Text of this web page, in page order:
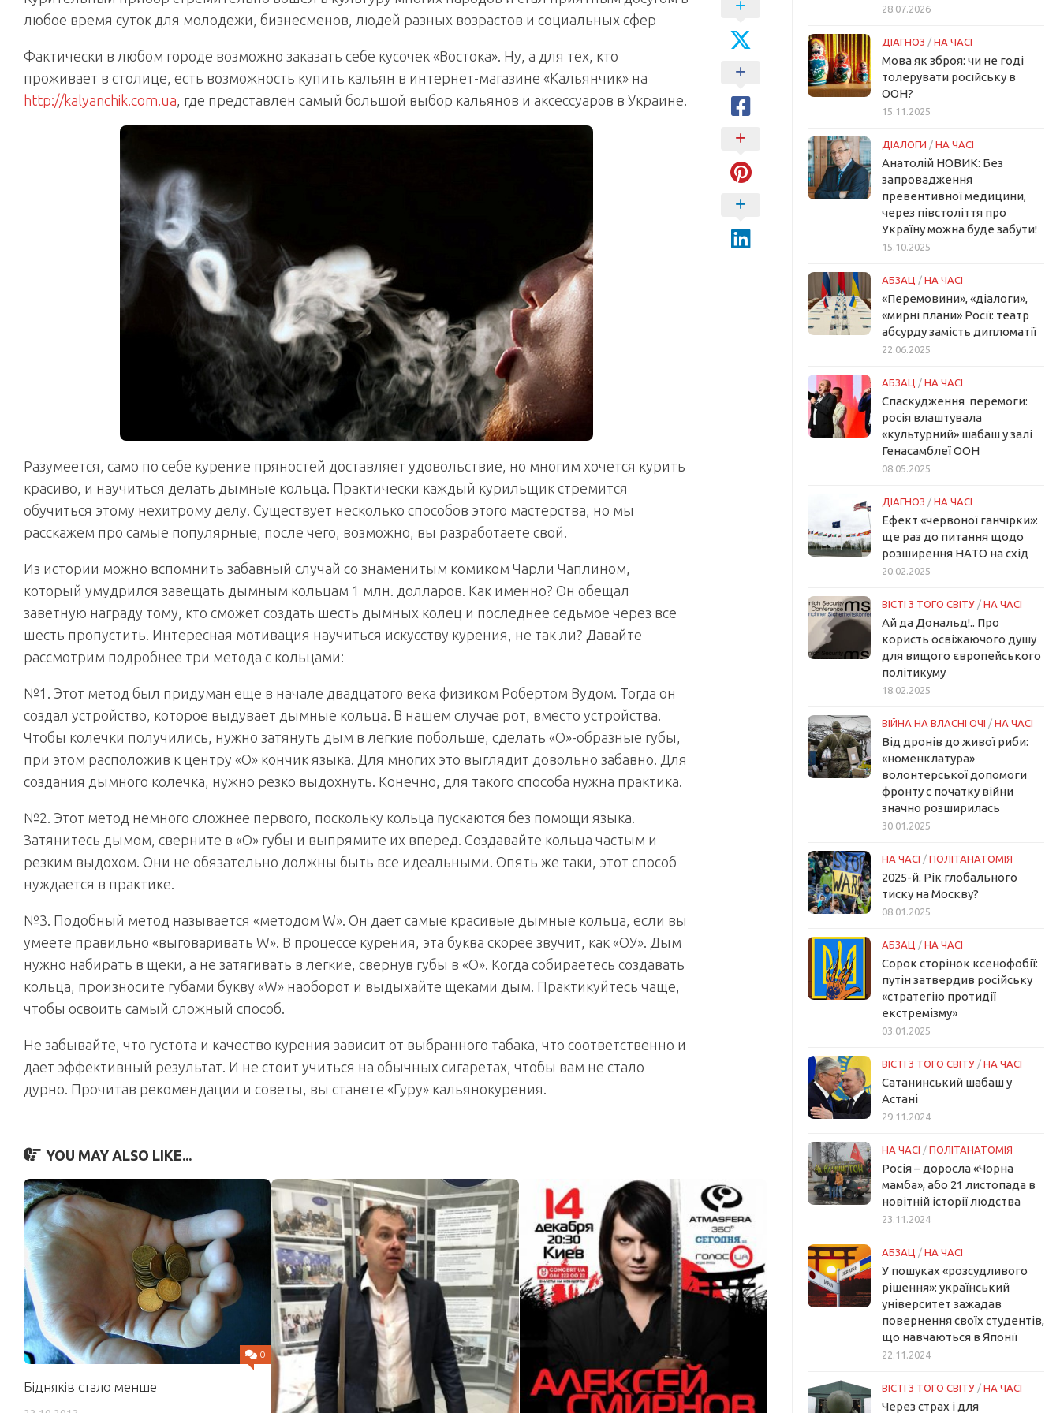
любое время суток для молодежи, бизнесменов, людей разных возрастов и социальных сфер
Фактически в любом городе возможно заказать себе кусочек «Востока». Ну, а для тех, кто
проживает в столице, есть возможность купить кальян в интернет-магазине «Кальянчик» на
http://kalyanchik.com.ua, где представлен самый большой выбор кальянов и аксессуаров в Украине.
Разумеется, само по себе курение пряностей доставляет удовольствие, но многим хочется курить
красиво, и научиться делать дымные кольца. Практически каждый курильщик стремится
обучиться этому нехитрому делу. Существует несколько способов этого мастерства, но мы
расскажем про самые популярные, после чего, возможно, вы разработаете свой.
Из истории можно вспомнить забавный случай со знаменитым комиком Чарли Чаплином,
который умудрился завещать дымным кольцам 1 млн. долларов. Как именно? Он обещал
заветную награду тому, кто сможет создать шесть дымных колец и последнее седьмое через все
шесть пропустить. Интересная мотивация научиться искусству курения, не так ли? Давайте
рассмотрим подробнее три метода с кольцами:
№1. Этот метод был придуман еще в начале двадцатого века физиком Робертом Вудом. Тогда он
создал устройство, которое выдувает дымные кольца. В нашем случае рот, вместо устройства.
Чтобы колечки получились, нужно затянуть дым в легкие побольше, сделать «О»-образные губы,
при этом расположив к центру «О» кончик языка. Для многих это выглядит довольно забавно. Для
создания дымного колечка, нужно резко выдохнуть. Конечно, для такого способа нужна практика.
№2. Этот метод немного сложнее первого, поскольку кольца пускаются без помощи языка.
Затянитесь дымом, сверните в «О» губы и выпрямите их вперед. Создавайте кольца частым и
резким выдохом. Они не обязательно должны быть все идеальными. Опять же таки, этот способ
нуждается в практике.
№3. Подобный метод называется «методом W». Он дает самые красивые дымные кольца, если вы
умеете правильно «выговаривать W». В процессе курения, эта буква скорее звучит, как «ОУ». Дым
нужно набирать в щеки, а не затягивать в легкие, свернув губы в «О». Когда собираетесь создавать
кольца, произносите губами букву «W» наоборот и выдыхайте щеками дым. Практикуйтесь чаще,
чтобы освоить самый сложный способ.
Не забывайте, что густота и качество курения зависит от выбранного табака, что соответственно и
дает эффективный результат. И не стоит учиться на обычных сигаретах, чтобы вам не стало
дурно. Прочитав рекомендации и советы, вы станете «Гуру» кальянокурения.
YOU MAY ALSO LIKE...
0
Бідняків стало менше
28.07.2026
ДІАГНОЗ / НА ЧАСІ
Мова як зброя: чи не годі
толерувати російську в
ООН?
15.11.2025
ДІАЛОГИ / НА ЧАСІ
Анатолій НОВИК: Без
запровадження
превентивної медицини,
через півстоліття про
Україну можна буде забути!
15.10.2025
АБЗАЦ / НА ЧАСІ
«Перемовини», «діалоги»,
«мирні плани» Росії: театр
абсурду замість дипломатії
22.06.2025
АБЗАЦ / НА ЧАСІ
Спаскудження перемоги:
росія влаштувала
«культурний» шабаш у залі
Генасамблеї ООН
08.05.2025
ДІАГНОЗ / НА ЧАСІ
Ефект «червоної ганчірки»:
ще раз до питання щодо
розширення НАТО на схід
20.02.2025
ВІСТІ З ТОГО СВІТУ / НА ЧАСІ
Ай да Дональд!.. Про
користь освіжаючого душу
для вищого європейського
політикуму
18.02.2025
ВІЙНА НА ВЛАСНІ ОЧІ / НА ЧАСІ
Від дронів до живої риби:
«номенклатура»
волонтерської допомоги
фронту с початку війни
значно розширилась
30.01.2025
НА ЧАСІ / ПОЛІТАНАТОМІЯ
2025-й. Рік глобального
тиску на Москву?
08.01.2025
АБЗАЦ / НА ЧАСІ
Сорок сторінок ксенофобії:
путін затвердив російську
«стратегію протидії
екстремізму»
03.01.2025
ВІСТІ З ТОГО СВІТУ / НА ЧАСІ
Сатанинський шабаш у
Астані
29.11.2024
НА ЧАСІ / ПОЛІТАНАТОМІЯ
Росія – доросла «Чорна
мамба», або 21 листопада в
новітній історії людства
23.11.2024
АБЗАЦ / НА ЧАСІ
У пошуках «розсудливого
рішення»: український
університет зажадав
повернення своїх студентів,
що навчаються в Японії
22.11.2024
ВІСТІ З ТОГО СВІТУ / НА ЧАСІ
Через страх і для